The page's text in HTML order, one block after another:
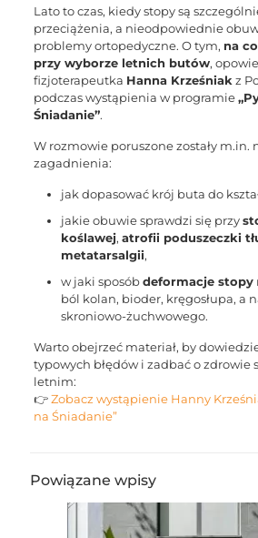
Lato to czas, kiedy stopy są
przeciążenia, a nieodpowiednie
problemy ortopedyczne. O tym, na
przy wyborze letnich butów,
fizjoterapeutka Hanna Krześniak z
podczas wystąpienia w programie
Śniadanie”.
W rozmowie poruszone zostały m.in.
zagadnienia:
jak dopasować krój buta do
jakie obuwie sprawdzi się przy
koślawej, atrofii poduszeczki
metatarsalgii,
w jaki sposóbdeformacje stopy
ból kolan, bioder, kręgosłupa, a
skroniowo-żuchwowego.
Warto obejrzeć materiał, by
typowych błędów i zadbać o zdrowie
letnim:
👉Zobacz wystąpienie Hanny
na Śniadanie”
Powiązane wpisy